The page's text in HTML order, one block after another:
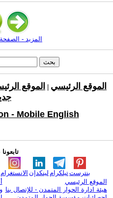
المزيد - الصفحة
الموقع الرئيسي الموقع
- Mobile English
الانستغرام لينكدإن تيلكرامبنترست
الموقع الرئيسي
هيئة ادارة الحوار المتمدن - للإتصال بنا